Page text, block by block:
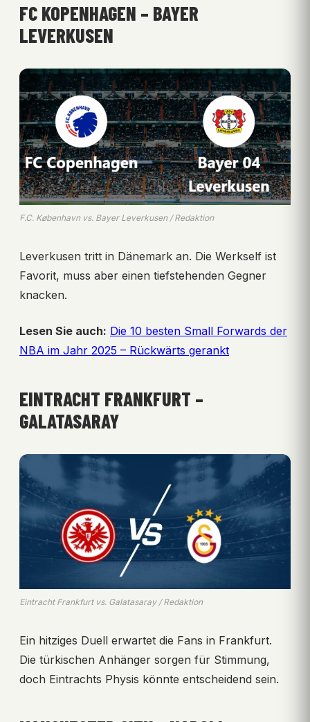
FC KOPENHAGEN – BAYER
LEVERKUSEN
F.C. København vs. Bayer Leverkusen / Redaktion
Leverkusen tritt in Dänemark an. Die Werkself ist
Favorit, muss aber einen tiefstehenden Gegner
knacken.
Lesen Sie auch: Die 10 besten Small Forwards der
NBA im Jahr 2025 – Rückwärts gerankt
EINTRACHT FRANKFURT –
GALATASARAY
Eintracht Frankfurt vs. Galatasaray / Redaktion
Ein hitziges Duell erwartet die Fans in Frankfurt.
Die türkischen Anhänger sorgen für Stimmung,
doch Eintrachts Physis könnte entscheidend sein.